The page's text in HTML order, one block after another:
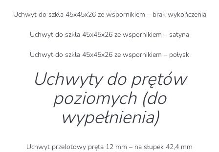
Uchwyt do szkła 45x45x26 ze wspornikiem – brak wykończenia
Uchwyt do szkła 45x45x26 ze wspornikiem – satyna
Uchwyt do szkła 45x45x26 ze wspornikiem – połysk
Uchwyty do prętów
poziomych (do
wypełnienia)
Uchwyt przelotowy pręta 12 mm – na słupek 42,4 mm